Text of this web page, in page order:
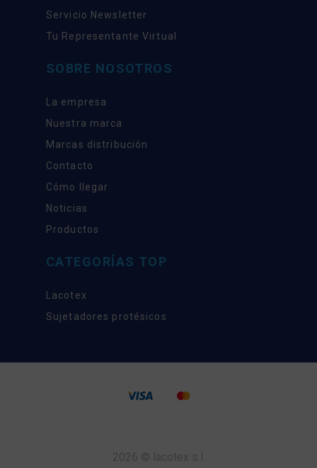
Servicio Newsletter
Tu Representante Virtual
SOBRE NOSOTROS
La empresa
Nuestra marca
Marcas distribución
Contacto
Cómo llegar
Noticias
Productos
CATEGORÍAS TOP
Lacotex
Sujetadores protésicos